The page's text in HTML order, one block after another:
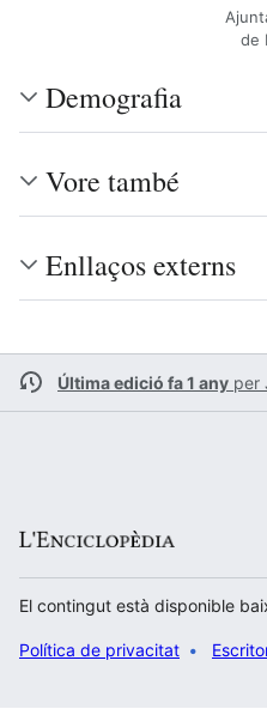
de
Demografia
Vore també
Enllaços externs
Última edició fa 1 any per
El contingut està disponible
Política de privacitat